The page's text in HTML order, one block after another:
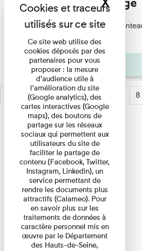
Le jardin du musée met son
neige a recouvert les scènes ...
Pages
2 3(active)
4 5 8
Ce site web utilise des
cookies déposés par des
partenaires pour vous
proposer : la mesure
d’audience utile à
l’amélioration du site
(Google analytics), des
cartes interactives (Google
maps), des boutons de
partage sur les réseaux
sociaux qui permettent aux
utilisateurs du site de
faciliter le partage de
contenu (Facebook, Twitter,
Instagram, Linkedin), un
service permettant de
rendre les documents plus
attractifs (Calameo). Pour
en savoir plus sur les
traitements de données à
caractère personnel mis en
œuvre par le Département
des Hauts-de-Seine,